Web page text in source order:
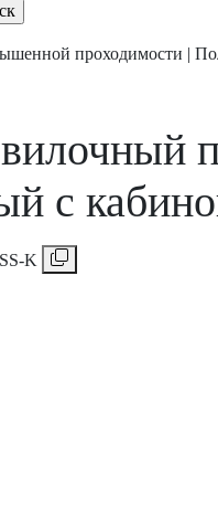
проходимости |
с
K